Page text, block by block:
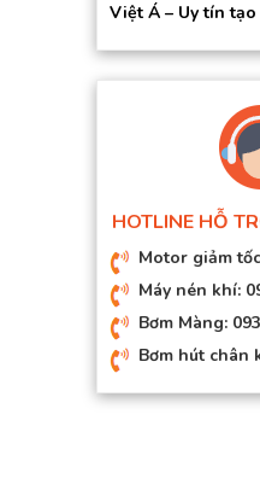
Việt Á – Uy tín
HOTLINE HỖ
Motor giảm
Máy nén khí:
Bơm Màng:
Bơm hút chân